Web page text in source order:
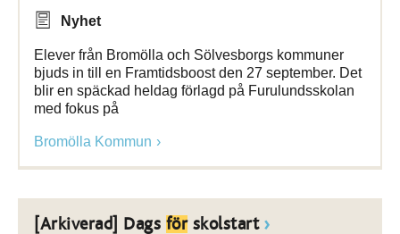
Nyhet
Elever från Bromölla och Sölvesborgs kommuner
bjuds in till en Framtidsboost den 27 september. Det
blir en späckad heldag förlagd på Furulundsskolan
med fokus på
Bromölla Kommun
[Arkiverad] Dags förskolstart